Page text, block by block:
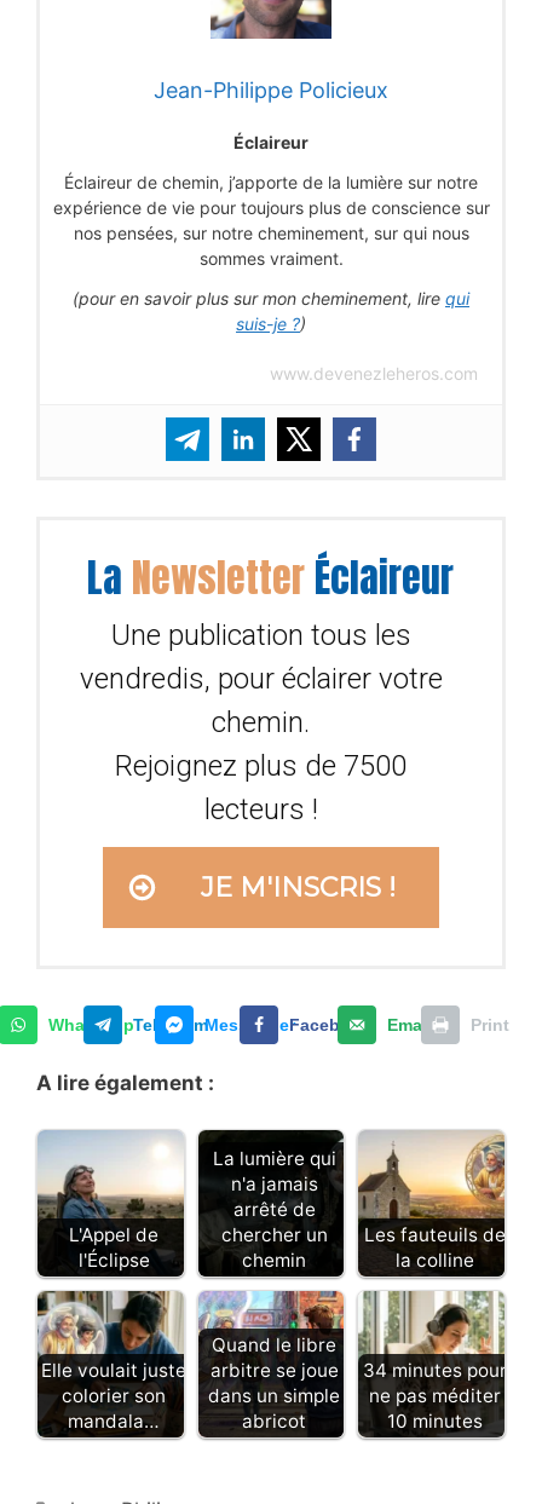
Jean-Philippe Policieux
Éclaireur
Éclaireur de chemin, j’apporte de la lumière sur notre
expérience de vie pour toujours plus de conscience sur
nos pensées, sur notre cheminement, sur qui nous
sommes vraiment.
(pour en savoir plus sur mon cheminement, lire qui
suis-je ?)
www.devenezleheros.com
La NewsletterÉclaireur
Une publication tous les
vendredis, pour éclairer votre
chemin.
Rejoignez plus de 7500
lecteurs !
JE M'INSCRIS !
WhatsAppTelegramMessengerFacebook Email Print
A lire également :
L'Appel de
l'Éclipse
La lumière qui
n'a jamais
arrêté de
chercher un
chemin
Les fauteuils de
la colline
Elle voulait juste
colorier son
mandala…
Quand le libre
arbitre se joue
dans un simple
abricot
34 minutes pour
ne pas méditer
10 minutes